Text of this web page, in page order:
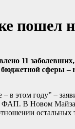
пошел
11
сферы
этом году” –
ФАП. В Новом